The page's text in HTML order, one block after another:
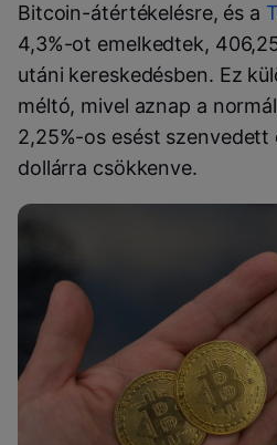
Bitcoin-átértékelésre, és a
4,3%-ot emelkedtek,
utáni kereskedésben. Ez
méltó, mivel aznap a
2,25%-os esést szenvedett
dollárra csökkenve.